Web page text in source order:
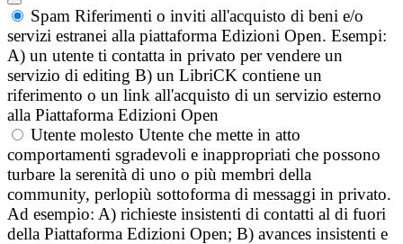
Spam Riferimenti o inviti all'acquisto di beni e/o
servizi estranei alla piattaforma Edizioni Open. Esempi:
A) un utente ti contatta in privato per vendere un
servizio di editing B) un LibriCK contiene un
riferimento o un link all'acquisto di un servizio esterno
alla Piattaforma Edizioni Open
Utente molesto Utente che mette in atto
comportamenti sgradevoli e inappropriati che possono
turbare la serenità di uno o più membri della
community, perlopiù sottoforma di messaggi in privato.
Ad esempio: A) richieste insistenti di contatti al di fuori
della Piattaforma Edizioni Open; B) avances insistenti e